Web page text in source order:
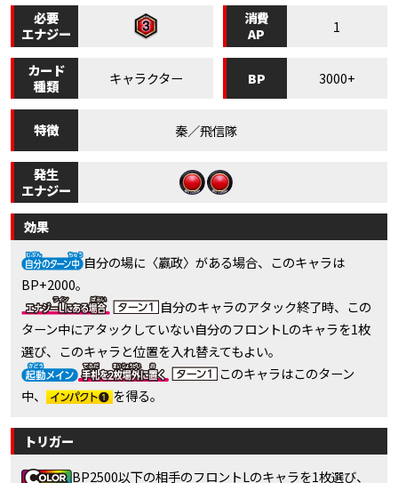
必要
エナジー
消費
AP
1
カード
種類
キャラクター BP 3000+
特徴 秦／飛信隊
発生
エナジー
効果
自分の場に〈嬴政〉がある場合、このキャラは
BP+2000。
自分のキャラのアタック終了時、この
ターン中にアタックしていない自分のフロントLのキャラを1枚
選び、このキャラと位置を入れ替えてもよい。
このキャラはこのターン
中、
を得る。
トリガー
BP2500以下の相手のフロントLのキャラを1枚選び、